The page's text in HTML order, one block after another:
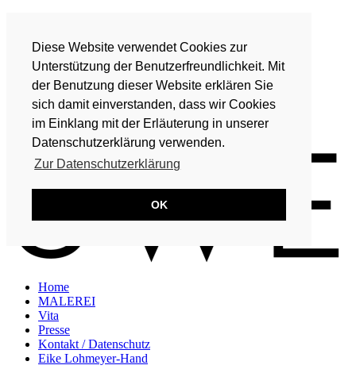
Diese Website verwendet Cookies zur
Unterstützung der Benutzerfreundlichkeit. Mit
der Benutzung dieser Website erklären Sie
sich damit einverstanden, dass wir Cookies
im Einklang mit der Erläuterung in unserer
Datenschutzerklärung verwenden.
Zur Datenschutzerklärung
OK
Vita
Presse
Kontakt / Datenschutz
Eike Lohmeyer-Hand
DE
EN
Home
MALEREI
Vita
Presse
Kontakt / Datenschutz
Eike Lohmeyer-Hand